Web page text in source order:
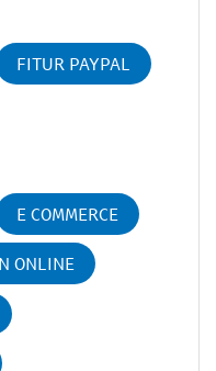
FITUR PAYPAL
E COMMERCE
ONLINE